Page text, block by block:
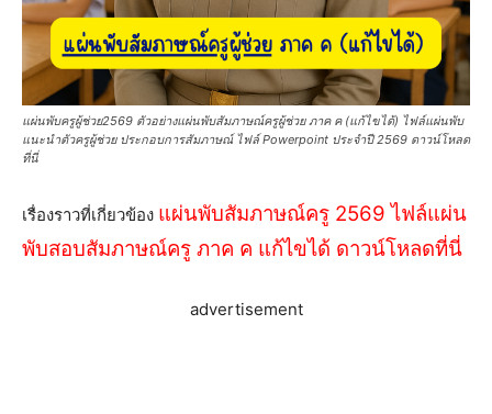
แผ่นพับครูผู้ช่วย2569 ตัวอย่างแผ่นพับสัมภาษณ์ครูผู้ช่วย ภาค ค (แก้ไขได้) ไฟล์แผ่นพับ
แนะนำตัวครูผู้ช่วย ประกอบการสัมภาษณ์ ไฟล์ Powerpoint ประจำปี 2569 ดาวน์โหลด
ที่นี่
เรื่องราวที่เกี่ยวข้อง แผ่นพับสัมภาษณ์ครู 2569 ไฟล์แผ่น
พับสอบสัมภาษณ์ครู ภาค ค แก้ไขได้ ดาวน์โหลดที่นี่
advertisement